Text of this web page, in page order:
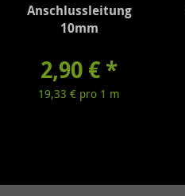
Anschlussleitung
10mm
2,90 € *
19,33 € pro 1 m